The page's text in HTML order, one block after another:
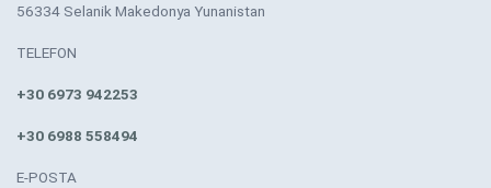
56334 Selanik Makedonya Yunanistan
TELEFON
+30 6973 942253
+30 6988 558494
E-POSTA